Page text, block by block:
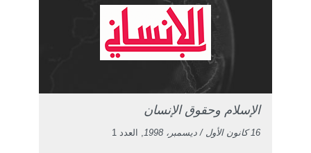
الإسلام وحقوق الإنسان
16 كانون الأول / ديسمبر، 1998 , العدد 1